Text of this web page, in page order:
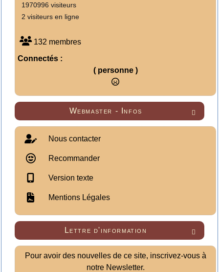
1970996 visiteurs
2 visiteurs en ligne
132 membres
Connectés :
( personne )

Webmaster - Infos
Nous contacter
Recommander
Version texte
Mentions Légales

Lettre d'information
Pour avoir des nouvelles de ce site, inscrivez-vous à
notre Newsletter.